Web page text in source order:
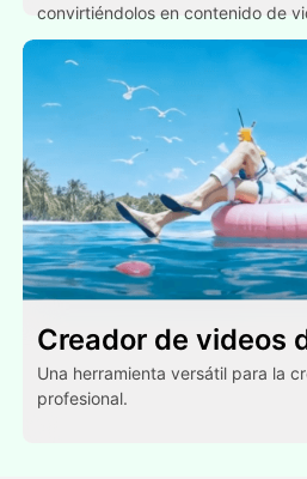
convirtiéndolos en contenido de
Creador de videos
Una herramienta versátil para la
profesional.